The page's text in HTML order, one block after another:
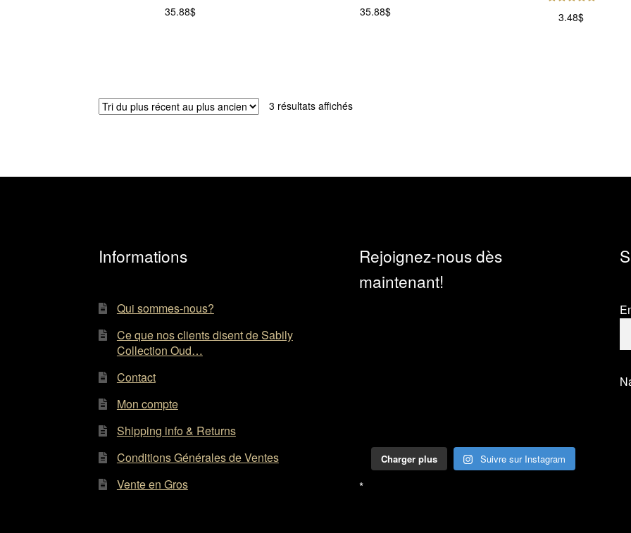
35.88$ 35.88$
5
3.48$
3 résultats affichésTrié
Informations
Qui sommes-nous?
Ce que nos clients disent de Sabily
Collection Oud…
Contact
Mon compte
Shipping info & Returns
Conditions Générales de Ventes
Vente en Gros
Rejoignez-nous dès
maintenant!
Charger plus Suivre sur Instagram
*